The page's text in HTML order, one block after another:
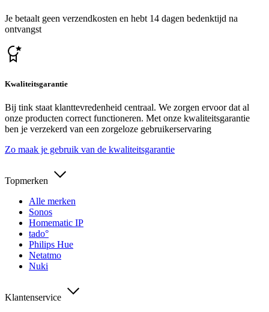
Je betaalt geen verzendkosten en hebt 14 dagen bedenktijd na
ontvangst
Kwaliteitsgarantie
Bij tink staat klanttevredenheid centraal. We zorgen ervoor dat al
onze producten correct functioneren. Met onze kwaliteitsgarantie
ben je verzekerd van een zorgeloze gebruikerservaring
Zo maak je gebruik van de kwaliteitsgarantie
Topmerken
Alle merken
Sonos
Homematic IP
tado°
Philips Hue
Netatmo
Nuki
Klantenservice